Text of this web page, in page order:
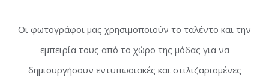
Οι φωτογράφοι μας χρησιμοποιούν το ταλέντο και την
εμπειρία τους από το χώρο της μόδας για να
δημιουργήσουν εντυπωσιακές και στιλιζαρισμένες